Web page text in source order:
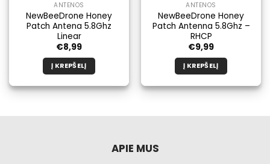
ANTENOS
NewBeeDrone Honey
Patch Antena 5.8Ghz
Linear
€8,99
Į KREPŠELĮ
ANTENOS
NewBeeDrone Honey
Patch Antenna 5.8Ghz –
RHCP
€9,99
Į KREPŠELĮ
APIE MUS